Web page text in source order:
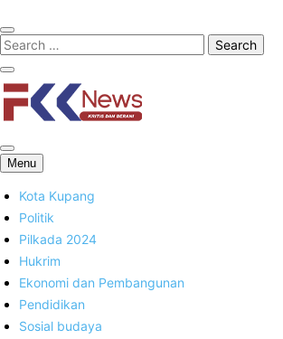
FKK News
Menu
Kota Kupang
Politik
Pilkada 2024
Hukrim
Ekonomi dan Pembangunan
Pendidikan
Sosial budaya